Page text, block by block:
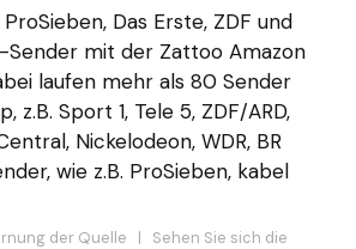
Das Erste, ZDF und
Sender mit der Zattoo Amazon
laufen mehr als 80 Sender
z.B. Sport 1, Tele 5, ZDF/ARD,
Nickelodeon, WDR, BR
wie z.B. ProSieben, kabel
der Quelle | Sehen Sie sich die